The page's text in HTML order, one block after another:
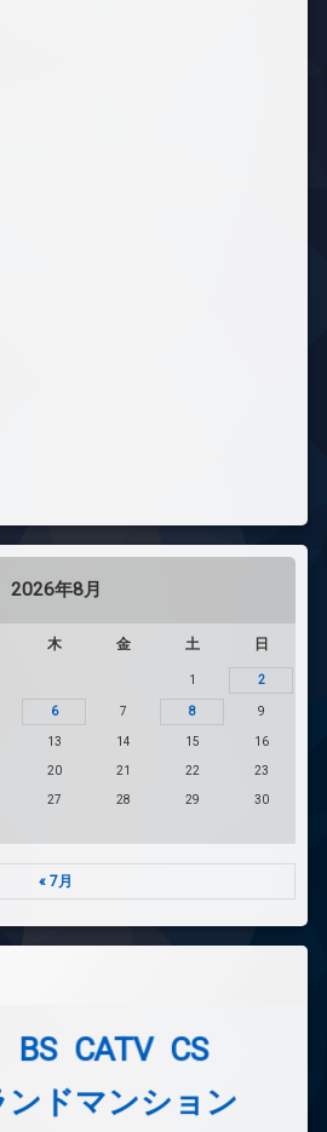
2026年8月
木 金 土 日
1 2
6 7 8 9
13 14 15 16
20 21 22 23
27 28 29 30
« 7月
BS CATV CS
ンドマンション